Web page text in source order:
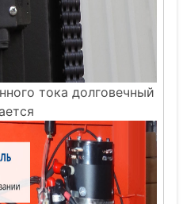
тока долговечный